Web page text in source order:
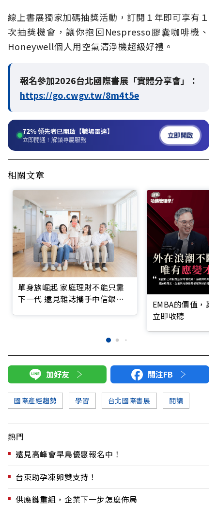
線上書展獨家加碼抽獎活動，訂閱１年即可享有１
次抽獎機會，讓你抱回Nespresso膠囊咖啡機、
Honeywell個人用空氣清淨機超級好禮。
報名參加2026台北國際書展「實體分享會」：
https://go.cwgv.tw/8m4t5e
72%領先者已開啟【職場雷達】
立即開通！解鎖專屬服務 立即開啟
相關文章
單身族崛起 家庭理財不能只靠
下一代 遠見雜誌攜手中信銀行
EMBA的價值，
立即收聽
加好友 關注FB
國際產經趨勢 學習 台北國際書展 閱讀
熱門
遠見高峰會早鳥優惠報名中！
台東助孕凍卵雙支持！
供應鏈重組，企業下一步怎麼佈局